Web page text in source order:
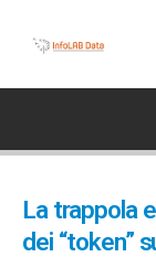
La trappola
dei “token”